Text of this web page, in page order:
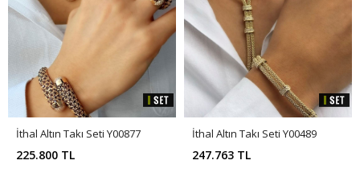
İthal Altın Takı Seti Y00877
225.800 TL
İthal Altın Takı Seti Y00489
247.763 TL